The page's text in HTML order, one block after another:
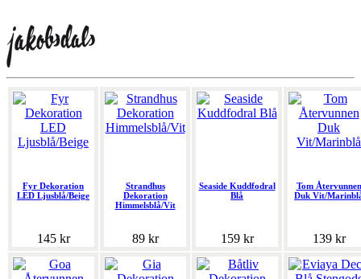
Fyr Dekoration
LED Ljusblå/Beige
145 kr
Strandhus
Dekoration
Himmelsblå/Vit
89 kr
Seaside Kuddfodral
Blå
159 kr
Tom Återvunnen
Duk Vit/
139 kr